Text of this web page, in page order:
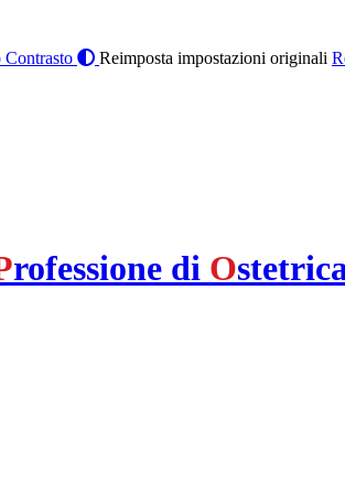
Reimposta impostazioni originali
rofessione di O